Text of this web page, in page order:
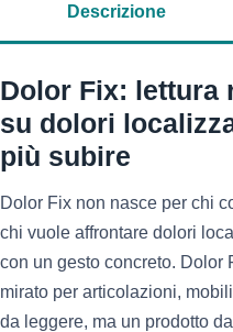
Descrizione
Dolor Fix: lettura
su dolori
più subire
Dolor Fix non nasce per chi
chi vuole affrontare dolori
con un gesto concreto. Dolor
mirato per articolazioni,
da leggere, ma un prodotto